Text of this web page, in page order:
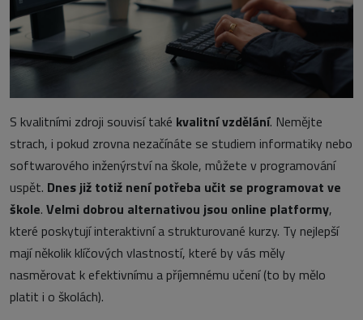
S kvalitními zdroji souvisí také kvalitní vzdělání. Nemějte
strach, i pokud zrovna nezačínáte se studiem informatiky nebo
softwarového inženýrství na škole, můžete v programování
uspět. Dnes již totiž není potřeba učit se programovat ve
škole. Velmi dobrou alternativou jsou online platformy,
které poskytují interaktivní a strukturované kurzy. Ty nejlepší
mají několik klíčových vlastností, které by vás měly
nasměrovat k efektivnímu a příjemnému učení (to by mělo
platit i o školách).